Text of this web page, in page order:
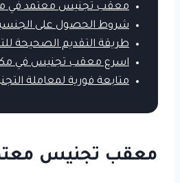
معقب تجنيس معتمد في
شروط الحصول على
طريقة التقديم الصحيحة
اسرع معقب تجنيس في
متابعة فورية لمعاملة
معقب تجنيس